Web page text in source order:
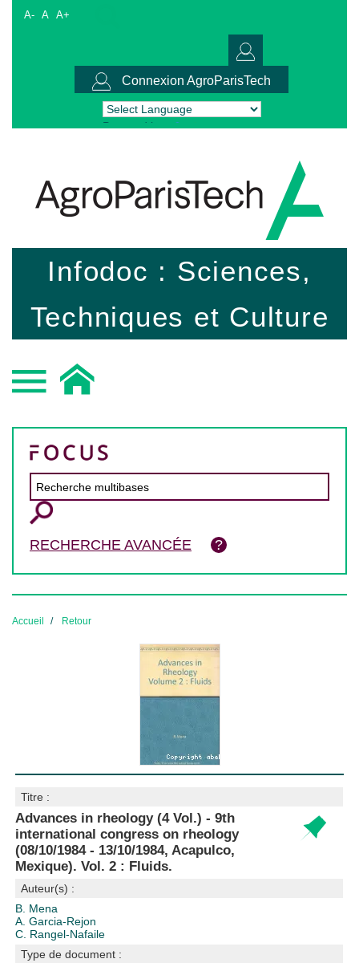
A- A A+
Connexion AgroParisTech
Powered by Translate
Infodoc : Sciences,
Techniques et Culture
RECHERCHE AVANCÉE
Accueil Retour
Titre :
Advances in rheology (4 Vol.) - 9th
international congress on rheology
(08/10/1984 - 13/10/1984, Acapulco,
Mexique). Vol. 2 : Fluids.
Auteur(s) :
B. Mena
A. Garcia-Rejon
C. Rangel-Nafaile
Type de document :